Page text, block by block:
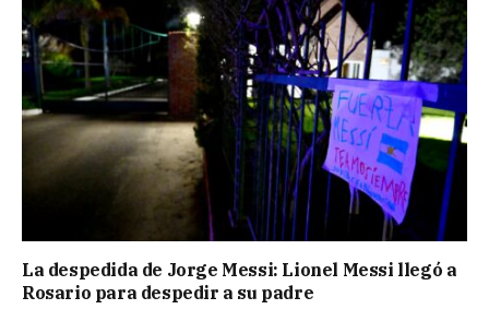
La despedida de Jorge Messi: Lionel Messi llegó a
Rosario para despedir a su padre